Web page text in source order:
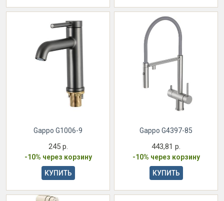
Gappo G1006-9
245 р.
-10% через корзину
КУПИТЬ
Gappo G4397-85
443,81 р.
-10% через корзину
КУПИТЬ